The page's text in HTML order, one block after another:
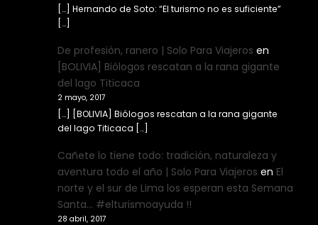
[…] Hernando de Soto: “El turismo no es suficiente”
[…]
De profesión, ranero | Solo Para Viajeros en
[BOLIVIA] Biólogos rescatan a la rana gigante
del lago Titicaca
2 mayo, 2017
[…] [BOLIVIA] Biólogos rescatan a la rana gigante
del lago Titicaca […]
Cañete lo tiene todo: tradición, naturaleza y
aventura todo el año | Solo Para Viajeros en El
norte y el sur de Lima los esperan esta Semana
Santa… #elturismoayuda !!
28 abril, 2017